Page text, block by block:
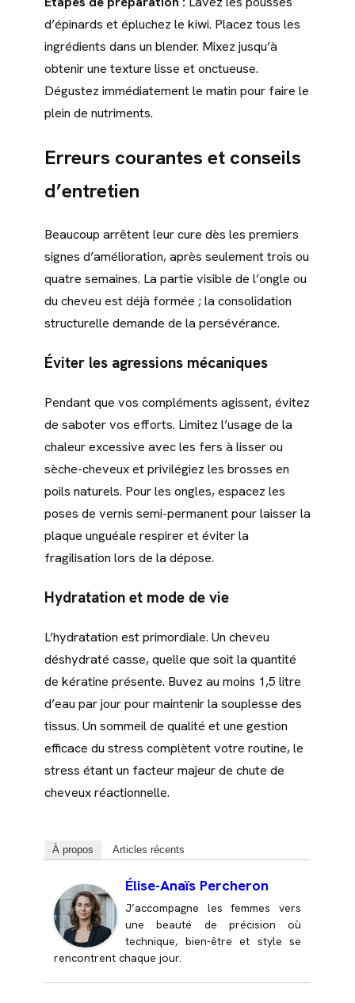
d’épinards et épluchez le kiwi. Placez tous les
ingrédients dans un blender. Mixez jusqu’à
obtenir une texture lisse et onctueuse.
Dégustez immédiatement le matin pour faire le
plein de nutriments.
Erreurs courantes et conseils
d’entretien
Beaucoup arrêtent leur cure dès les premiers
signes d’amélioration, après seulement trois ou
quatre semaines. La partie visible de l’ongle ou
du cheveu est déjà formée ; la consolidation
structurelle demande de la persévérance.
Éviter les agressions mécaniques
Pendant que vos compléments agissent, évitez
de saboter vos efforts. Limitez l’usage de la
chaleur excessive avec les fers à lisser ou
sèche-cheveux et privilégiez les brosses en
poils naturels. Pour les ongles, espacez les
poses de vernis semi-permanent pour laisser la
plaque unguéale respirer et éviter la
fragilisation lors de la dépose.
Hydratation et mode de vie
L’hydratation est primordiale. Un cheveu
déshydraté casse, quelle que soit la quantité
de kératine présente. Buvez au moins 1,5 litre
d’eau par jour pour maintenir la souplesse des
tissus. Un sommeil de qualité et une gestion
efficace du stress complètent votre routine, le
stress étant un facteur majeur de chute de
cheveux réactionnelle.
À propos Articles récents
Élise-Anaïs Percheron
J’accompagne les femmes vers
une beauté de précision où
technique, bien-être et style se
rencontrent chaque jour.